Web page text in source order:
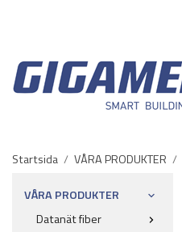
Startsida / VÅRA PRODUKTER /
VÅRA PRODUKTER
Datanät fiber